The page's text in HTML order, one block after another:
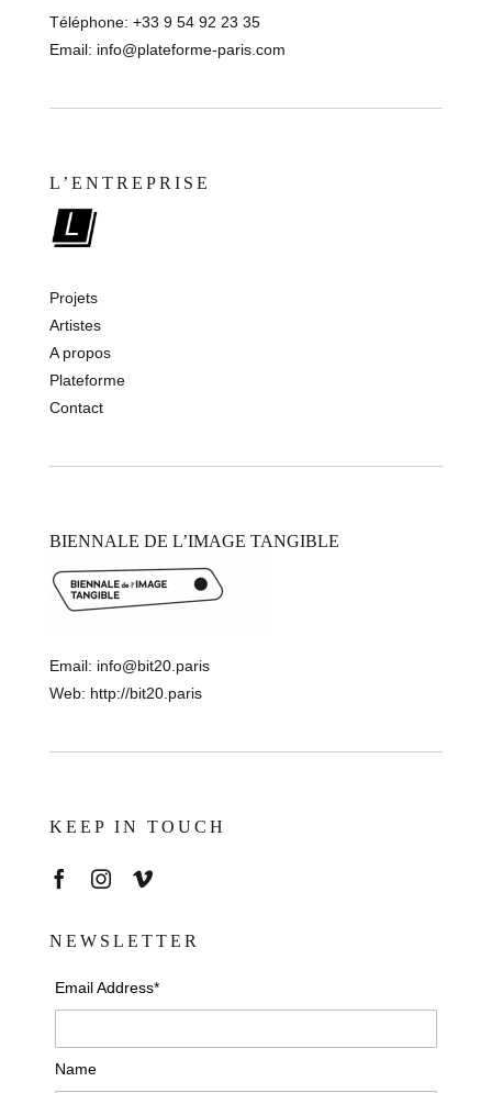
Téléphone: +33 9 54 92 23 35
Email: info@plateforme-paris.com
L’ENTREPRISE
Projets
Artistes
A propos
Plateforme
Contact
BIENNALE DE L’IMAGE TANGIBLE
Email: info@bit20.paris
Web: http://bit20.paris
KEEP IN TOUCH
NEWSLETTER
Email Address*
Name